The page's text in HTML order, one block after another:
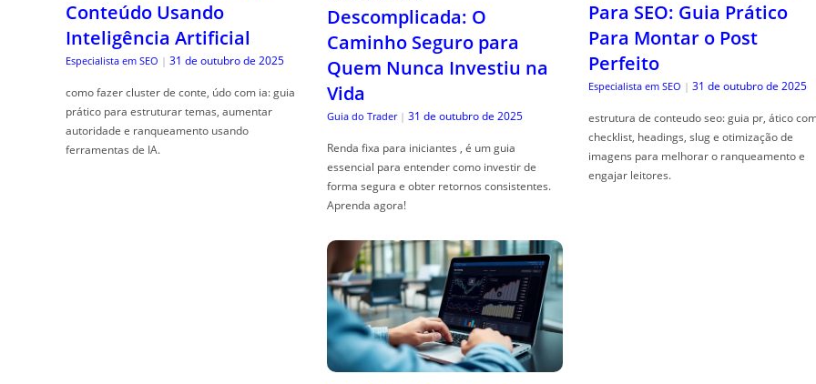
Conteúdo Usando
Inteligência Artificial
Especialista em SEO | 31 de outubro de 2025
como fazer cluster de conte, údo com ia: guia
prático para estruturar temas, aumentar
autoridade e ranqueamento usando
ferramentas de IA.
Descomplicada: O
Caminho Seguro para
Quem Nunca Investiu na
Vida
Guia do Trader | 31 de outubro de 2025
Renda fixa para iniciantes , é um guia
essencial para entender como investir de
forma segura e obter retornos consistentes.
Aprenda agora!
Para SEO: Guia Prático
Para Montar o Post
Perfeito
Especialista em SEO | 31 de outubro de 2025
estrutura de conteudo seo: guia pr, ático
checklist, headings, slug e otimização de
imagens para melhorar o ranqueamento e
engajar leitores.